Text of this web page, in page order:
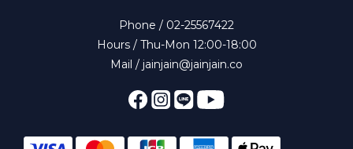
Phone / 02-25567422
Hours / Thu-Mon 12:00-18:00
Mail / jainjain@jainjain.co